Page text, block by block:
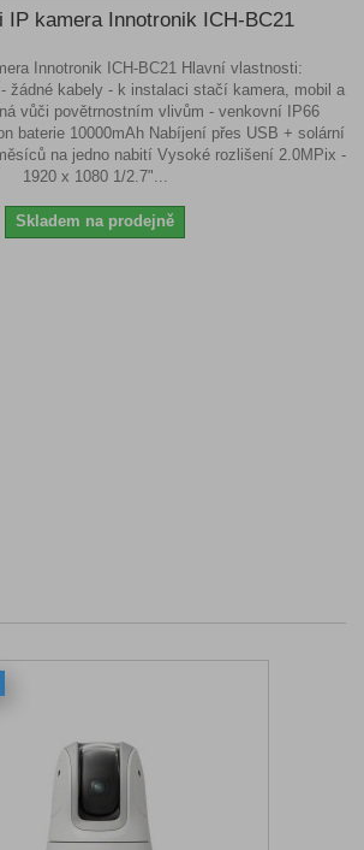
IP kamera Innotronik ICH-BC21
Innotronik ICH-BC21 Hlavní vlastnosti:
žádné kabely - k instalaci stačí kamera, mobil a
vůči povětrnostním vlivům - venkovní IP66
baterie 10000mAh Nabíjení přes USB + solární
na jedno nabití Vysoké rozlišení 2.0MPix -
1920 x 1080 1/2.7"...
Skladem na prodejně